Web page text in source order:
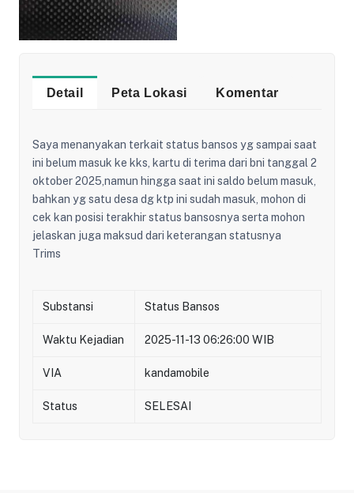
Detail Peta Lokasi Komentar
Saya menanyakan terkait status bansos yg sampai saat
ini belum masuk ke kks, kartu di terima dari bni tanggal 2
oktober 2025,namun hingga saat ini saldo belum masuk,
bahkan yg satu desa dg ktp ini sudah masuk, mohon di
cek kan posisi terakhir status bansosnya serta mohon
jelaskan juga maksud dari keterangan statusnya
Trims
Substansi Status Bansos
Waktu Kejadian 2025-11-13 06:26:00 WIB
VIA kandamobile
Status SELESAI